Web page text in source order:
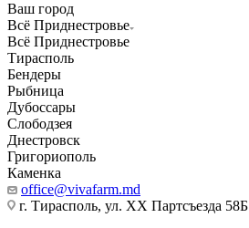
Ваш город
Всё Приднестровье
Всё Приднестровье
Тирасполь
Бендеры
Рыбница
Дубоссары
Слободзея
Днестровск
Григориополь
Каменка
office@vivafarm.md
г. Тирасполь, ул. ХХ Партсъезда 58Б